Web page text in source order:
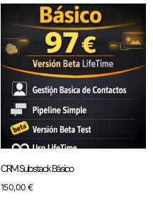
CRM Substack Básico
150,00€